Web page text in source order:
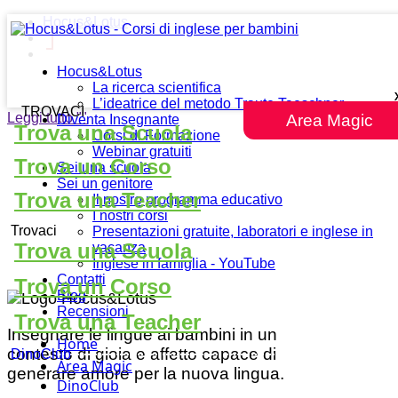
Hocus&Lotus
La ricerca scientifica
L’ideatrice del metodo Traute Taeschner
Diventa Insegnante
Corsi di Formazione
Webinar gratuiti
Sei una scuola
Sei un genitore
Il nostro programma educativo
I nostri corsi
Presentazioni gratuite, laboratori e inglese in
vacanza
Inglese in famiglia - YouTube
Contatti
Blog
Recensioni
Home
Area Magic
DinoClub
Area Magic
TROVACI
Trova una Scuola
Trova un Corso
Trova una Teacher
Trovaci
Trova una Scuola
Trova un Corso
Trova una Teacher
DinoClub
Hocus&Lotus
Leggi tutto""
Insegnare le lingue ai bambini in un
contesto di gioia e affetto capace di
generare amore per la nuova lingua.